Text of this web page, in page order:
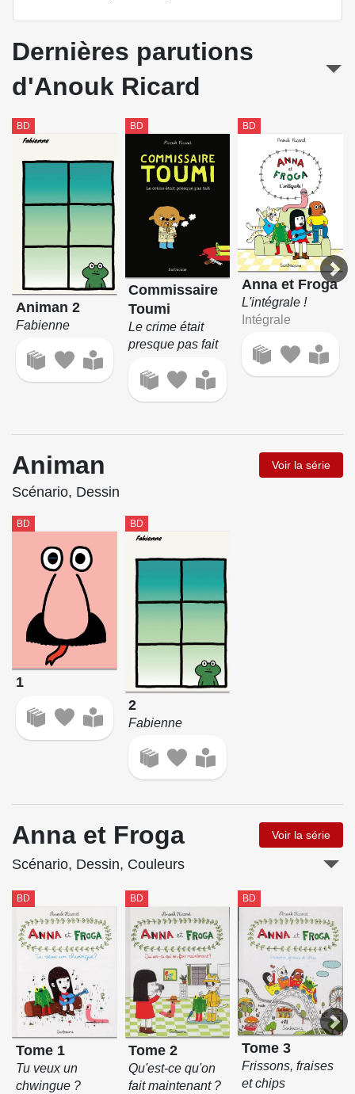
Dernières parutions
d'Anouk Ricard
BD
Animan 2
Fabienne
BD
Commissaire
Toumi
Le crime était
presque pas fait
BD
Anna et Froga
L'intégrale !
Intégrale
Animan Voir la série
Scénario, Dessin
BD
1
BD
2
Fabienne
Anna et Froga Voir la série
Scénario, Dessin, Couleurs
BD
Tome 1
Tu veux un
chwingue ?
BD
Tome 2
Qu'est-ce qu'on
fait maintenant ?
BD
Tome 3
Frissons, fraises
et chips